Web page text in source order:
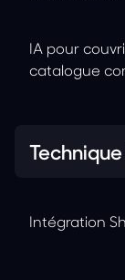
IA pour
catalogue
Intégration